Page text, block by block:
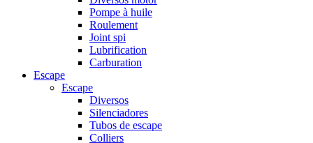
Pompe à huile
Roulement
Joint spi
Lubrification
Carburation
Escape
Escape
Diversos
Silenciadores
Tubos de escape
Colliers